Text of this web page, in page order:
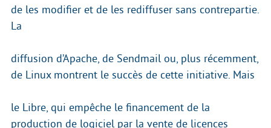
de les modifier et de les rediffuser sans contrepartie.
La
diffusion d’Apache, de Sendmail ou, plus récemment,
de Linux montrent le succès de cette initiative. Mais
le Libre, qui empêche le financement de la
production de logiciel par la vente de licences